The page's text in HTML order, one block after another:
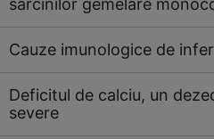
sarcinilor gemelare
Cauze imunologice de
Deficitul de calciu, un
severe